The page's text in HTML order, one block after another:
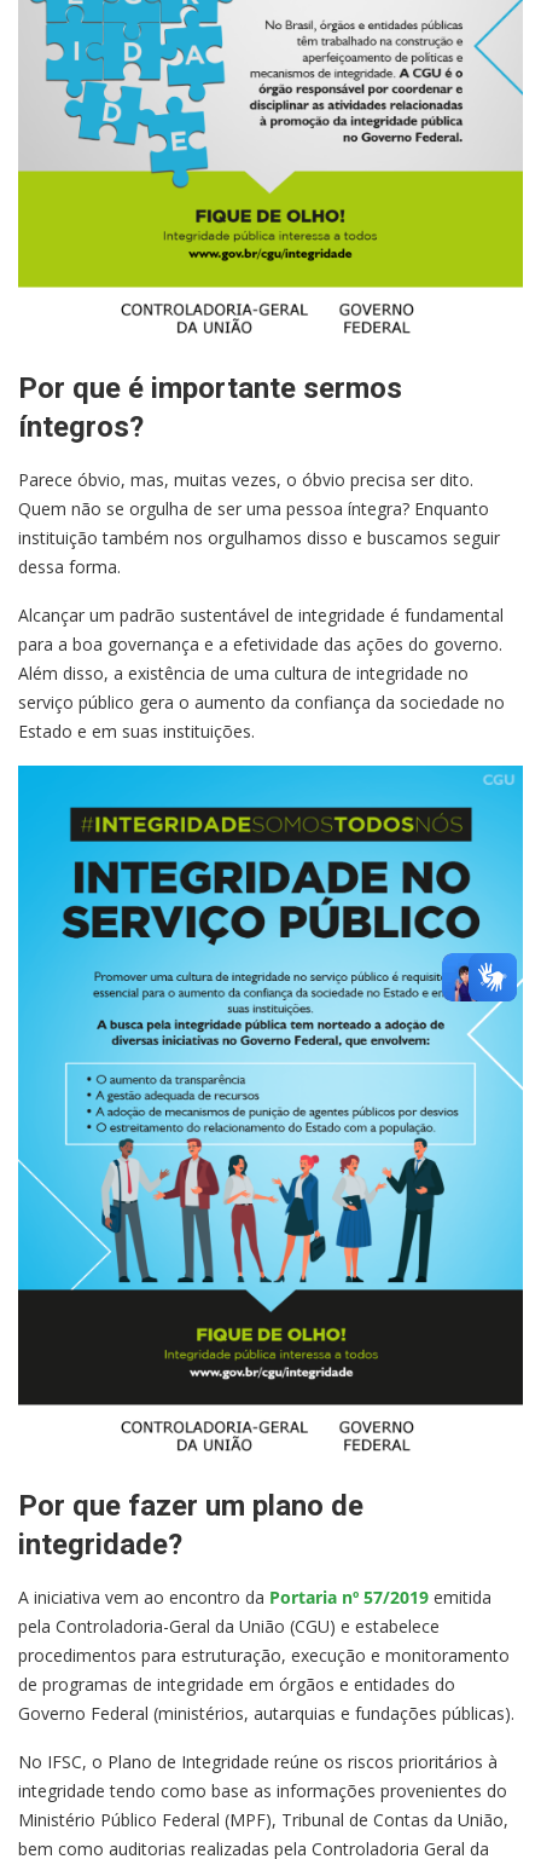
Por que é importante sermos
íntegros?
Parece óbvio, mas, muitas vezes, o óbvio precisa ser dito.
Quem não se orgulha de ser uma pessoa íntegra? Enquanto
instituição também nos orgulhamos disso e buscamos seguir
dessa forma.
Alcançar um padrão sustentável de integridade é fundamental
para a boa governança e a efetividade das ações do governo.
Além disso, a existência de uma cultura de integridade no
serviço público gera o aumento da confiança da sociedade no
Estado e em suas instituições.
Por que fazer um plano de
integridade?
A iniciativa vem ao encontro da Portaria nº 57/2019 emitida
pela Controladoria-Geral da União (CGU) e estabelece
procedimentos para estruturação, execução e monitoramento
de programas de integridade em órgãos e entidades do
Governo Federal (ministérios, autarquias e fundações públicas).
No IFSC, o Plano de Integridade reúne os riscos prioritários à
integridade tendo como base as informações provenientes do
Ministério Público Federal (MPF), Tribunal de Contas da União,
bem como auditorias realizadas pela Controladoria Geral da